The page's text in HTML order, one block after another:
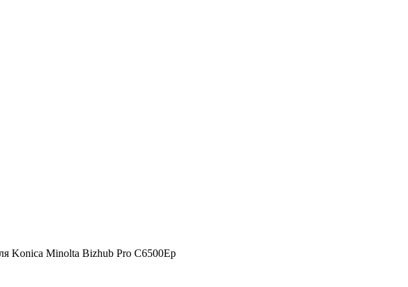
Konica Minolta Bizhub Pro C6500Ep